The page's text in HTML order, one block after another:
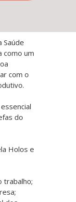
Saúde
como um
com o
do
Holos e
trabalho;